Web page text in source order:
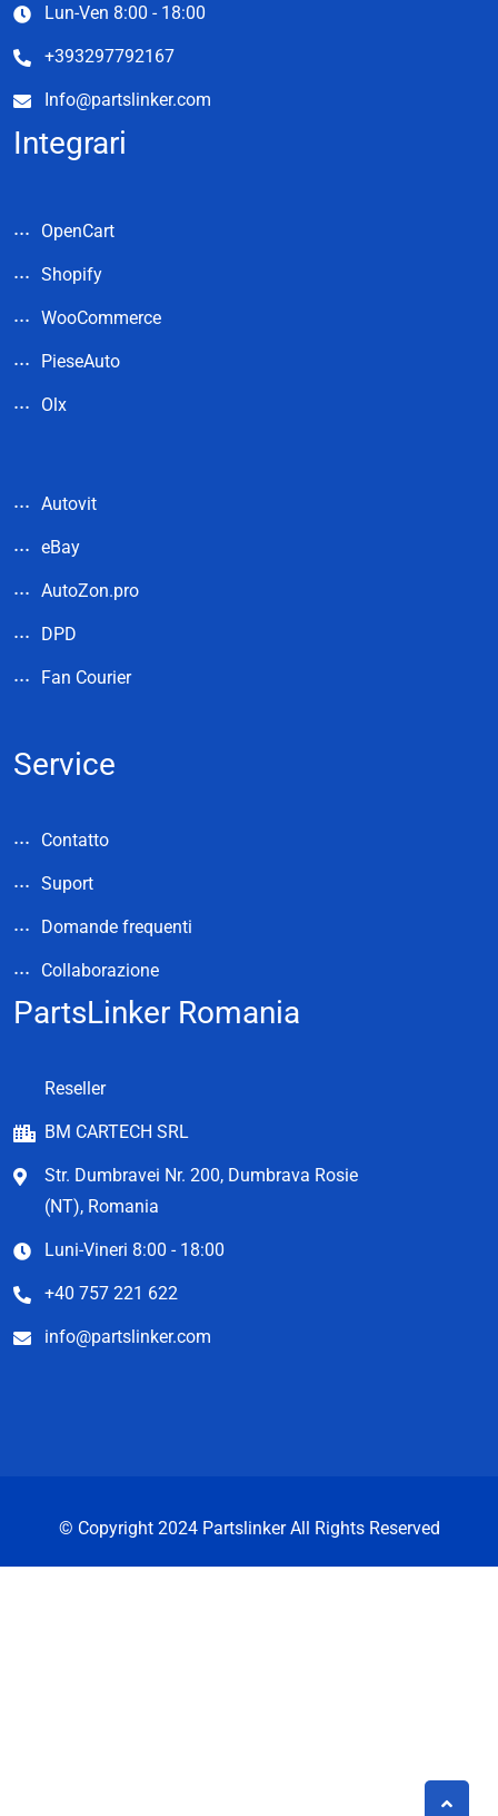
Lun-Ven 8:00 - 18:00
+393297792167
Info@partslinker.com
Integrari
OpenCart
Shopify
WooCommerce
PieseAuto
Olx
Autovit
eBay
AutoZon.pro
DPD
Fan Courier
Service
Contatto
Suport
Domande frequenti
Collaborazione
PartsLinker Romania
Reseller
BM CARTECH SRL
Str. Dumbravei Nr. 200, Dumbrava Rosie
(NT), Romania
Luni-Vineri 8:00 - 18:00
+40 757 221 622
info@partslinker.com
© Copyright 2024 Partslinker All Rights Reserved